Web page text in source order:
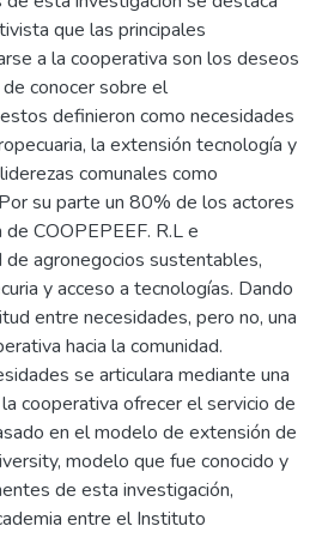
que las principales
a la cooperativa son los deseos
conocer sobre el
definieron como necesidades
la extensión tecnología y
comunales como
su parte un 80% de los actores
COOPEPEEF. R.L e
agronegocios sustentables,
y acceso a tecnologías. Dando
entre necesidades, pero no, una
hacia la comunidad.
se articulara mediante una
cooperativa ofrecer el servicio de
en el modelo de extensión de
modelo que fue conocido y
de esta investigación,
entre el Instituto